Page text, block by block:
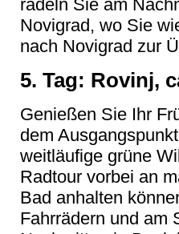
radeln Sie am
Novigrad, wo Sie
nach Novigrad zur
5. Tag: Rovinj,
Genießen Sie Ihr
dem
weitläufige grüne
Radtour vorbei an
Bad anhalten
Fahrrädern und am